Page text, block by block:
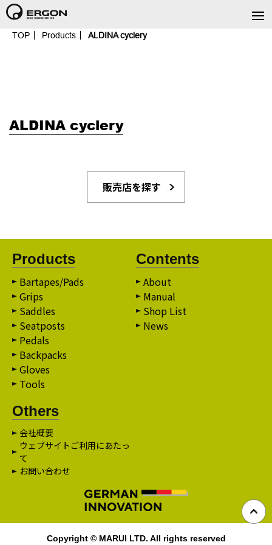
TOP Products ALDINA cyclery
ALDINA cyclery
販売店を探す
Products
Bartapes/Pads
Grips
Saddles
Seatposts
Pedals
Backpacks
Gloves
Tools
Contents
About
Manual
Shop List
News
Others
会社概要
ウェブサイトご利用にあたっ
て
お問い合わせ
Copyright © MARUI LTD. All rights reserved